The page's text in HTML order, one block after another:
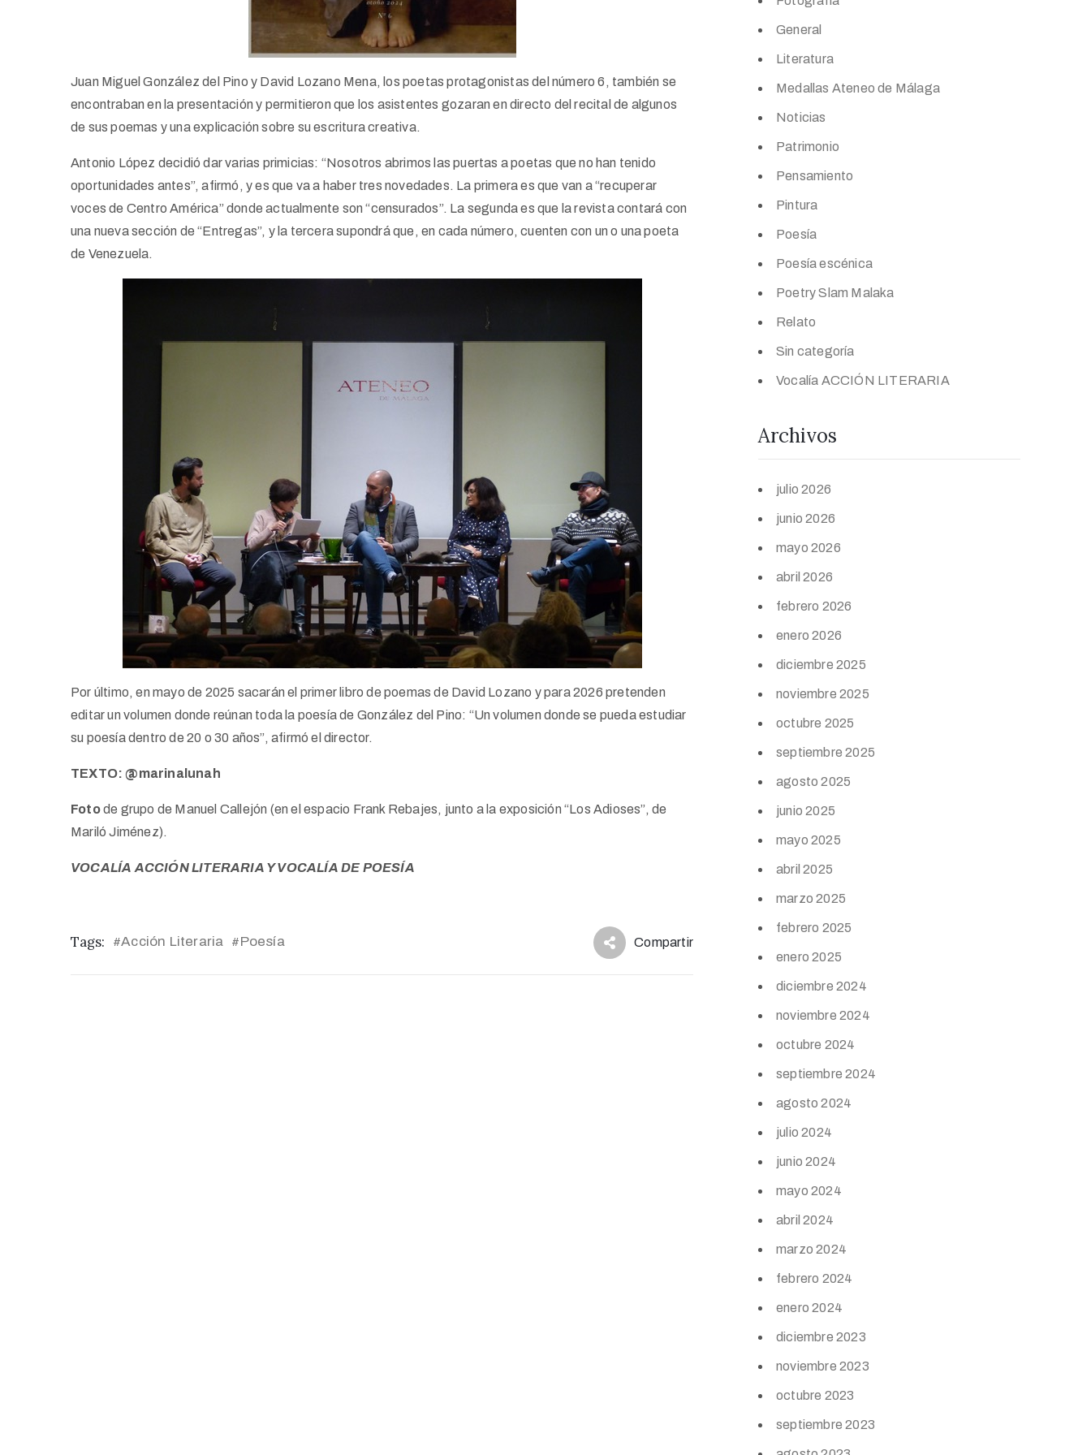
Juan Miguel González del Pino y David Lozano Mena, los poetas protagonistas del número 6, también se
encontraban en la presentación y permitieron que los asistentes gozaran en directo del recital de algunos
de sus poemas y una explicación sobre su escritura creativa.
Antonio López decidió dar varias primicias: “Nosotros abrimos las puertas a poetas que no han tenido
oportunidades antes”, afirmó, y es que va a haber tres novedades. La primera es que van a “recuperar
voces de Centro América” donde actualmente son “censurados”. La segunda es que la revista contará con
una nueva sección de “Entregas”, y la tercera supondrá que, en cada número, cuenten con un o una poeta
de Venezuela.
Por último, en mayo de 2025 sacarán el primer libro de poemas de David Lozano y para 2026 pretenden
editar un volumen donde reúnan toda la poesía de González del Pino: “Un volumen donde se pueda estudiar
su poesía dentro de 20 o 30 años”, afirmó el director.
TEXTO: @marinalunah
Fotode grupo de Manuel Callejón (en el espacio Frank Rebajes, junto a la exposición “Los Adioses”, de
Mariló Jiménez).
VOCALÍA ACCIÓN LITERARIA Y VOCALÍA DE POESÍA
Tags: #Acción Literaria #Poesía Compartir
General
Literatura
Medallas Ateneo de Málaga
Noticias
Patrimonio
Pensamiento
Pintura
Poesía
Poesía escénica
Poetry Slam Malaka
Relato
Sin categoría
Vocalía ACCIÓN LITERARIA
Archivos
julio 2026
junio 2026
mayo 2026
abril 2026
febrero 2026
enero 2026
diciembre 2025
noviembre 2025
octubre 2025
septiembre 2025
agosto 2025
junio 2025
mayo 2025
abril 2025
marzo 2025
febrero 2025
enero 2025
diciembre 2024
noviembre 2024
octubre 2024
septiembre 2024
agosto 2024
julio 2024
junio 2024
mayo 2024
abril 2024
marzo 2024
febrero 2024
enero 2024
diciembre 2023
noviembre 2023
octubre 2023
septiembre 2023